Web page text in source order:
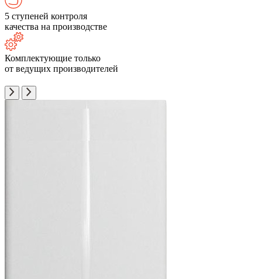
5 ступеней контроля
качества на производстве
Комплектующие только
от ведущих производителей